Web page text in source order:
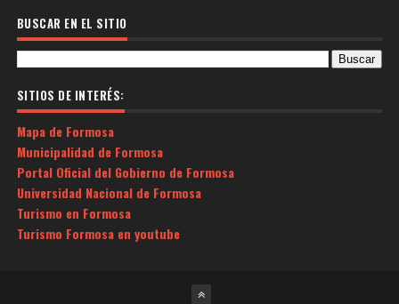
BUSCAR EN EL SITIO
SITIOS DE INTERÉS:
Mapa de Formosa
Municipalidad de Formosa
Portal Oficial del Gobierno de Formosa
Universidad Nacional de Formosa
Turismo en Formosa
Turismo Formosa en youtube